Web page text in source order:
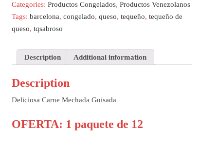
250gr
quantity
Categories: Productos Congelados, Productos Venezolanos
Tags: barcelona, congelado, queso, tequeño, tequeño de
queso, tqsabroso
Description Additional information
Description
Deliciosa Carne Mechada Guisada
OFERTA: 1 paquete de 12